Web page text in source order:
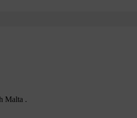
Malta .